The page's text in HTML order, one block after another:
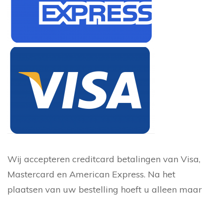
Wij accepteren creditcard betalingen van Visa,
Mastercard en American Express. Na het
plaatsen van uw bestelling hoeft u alleen maar